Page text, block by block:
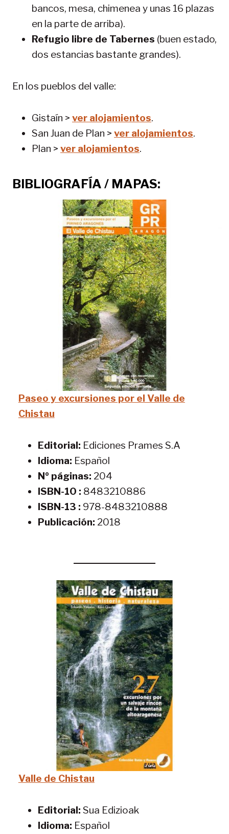
bancos, mesa, chimenea y unas 16 plazas
en la parte de arriba).
Refugio libre de Tabernes (buen estado,
dos estancias bastante grandes).
En los pueblos del valle:
Gistaín > ver alojamientos.
San Juan de Plan > ver alojamientos.
Plan > ver alojamientos.
BIBLIOGRAFÍA / MAPAS:
Paseo y excursiones por el Valle de
Chistau
Editorial: Ediciones Prames S.A
Idioma: Español
Nº páginas: 204
ISBN-10 : 8483210886
ISBN-13 : 978-8483210888
Publicación: 2018
Valle de Chistau
Editorial: Sua Edizioak
Idioma: Español